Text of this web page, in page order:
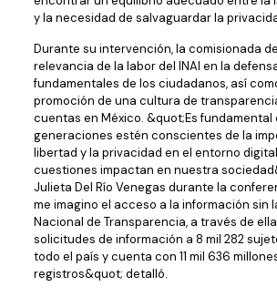
y la necesidad de salvaguardar la
Durante su intervención, la comisionada
relevancia de la labor del INAI en la
fundamentales de los ciudadanos, así
promoción de una cultura de
cuentas en México. &quot;Es fundamental
generaciones estén conscientes de la
libertad y la privacidad en el entorno
cuestiones impactan en nuestra
Julieta Del Río Venegas durante la
me imagino el acceso a la información sin
Nacional de Transparencia, a través de
solicitudes de información a 8 mil 282
todo el país y cuenta con 11 mil 636
registros&quot; detalló.